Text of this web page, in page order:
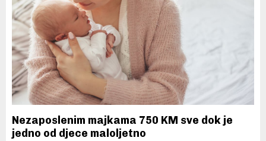
Nezaposlenim majkama 750 KM sve dok je
jedno od djece maloljetno